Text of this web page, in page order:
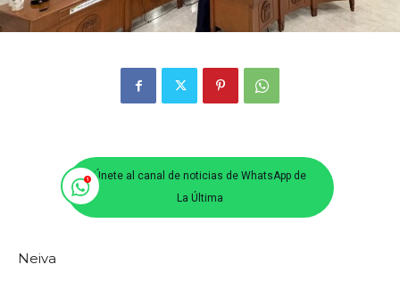
Únete al canal de noticias de WhatsApp de
La Última
Neiva